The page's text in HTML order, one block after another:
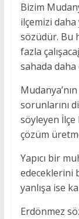
Bizim
ilçemizi
sözüdür. Bu
fazla
sahada daha
sorunlarını
söyleyen İlçe
çözüm
Yapıcı bir
edeceklerini
yanlışa ise
Erdönmez